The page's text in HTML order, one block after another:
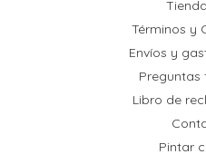
Términos y
Envíos y
Preguntas
Libro de
Pintar